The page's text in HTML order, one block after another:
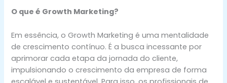
O que é Growth Marketing?
Em essência, o Growth Marketing é uma mentalidade
de crescimento contínuo. É a busca incessante por
aprimorar cada etapa da jornada do cliente,
impulsionando o crescimento da empresa de forma